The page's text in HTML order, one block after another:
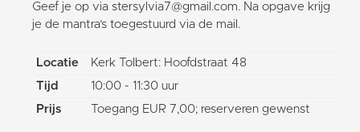
Geef je op via stersylvia7@gmail.com. Na opgave krijg
je de mantra’s toegestuurd via de mail.
Locatie
Kerk Tolbert: Hoofdstraat 48
Tijd
10:00 - 11:30 uur
Prijs
Toegang EUR 7,00; reserveren gewenst